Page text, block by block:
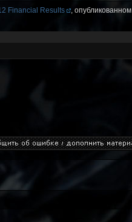
Financial Results , опубликованном